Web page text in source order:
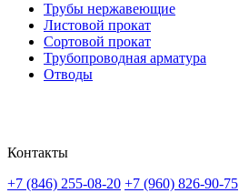
Трубы нержавеющие
Листовой прокат
Сортовой прокат
Трубопроводная арматура
Отводы
Контакты
+7 (846) 255-08-20 +7 (960) 826-90-75